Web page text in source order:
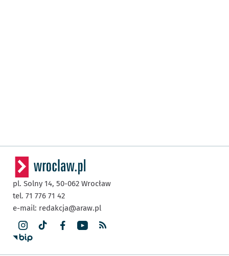
pl. Solny 14, 50-062 Wrocław
tel. 71 776 71 42
e-mail: redakcja@araw.pl